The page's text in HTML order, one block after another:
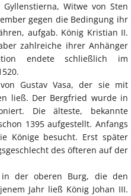
Witwe von Sten
gegen die Bedingung ihr
aufgab. König Kristian II.
zahlreiche ihrer Anhänger
endete schließlich im
Gustav Vasa, der sie mit
ließ. Der Bergfried wurde in
Die älteste, bekannte
1395 aufgestellt. Anfangs
Könige besucht. Erst später
des öfteren auf der
der oberen Burg, die den
Jahr ließ König Johan III.